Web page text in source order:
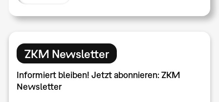
ZKM Newsletter
Informiert bleiben! Jetzt abonnieren: ZKM
Newsletter